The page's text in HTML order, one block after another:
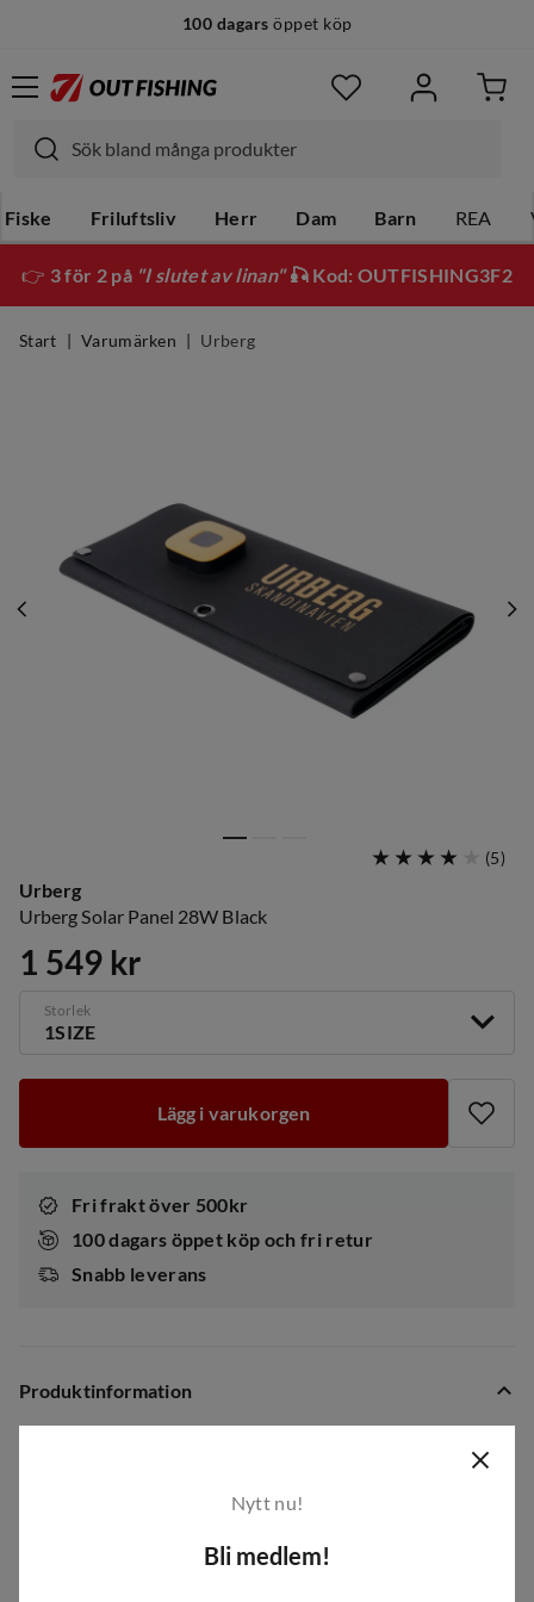
100 dagars öppet köp
Fiske Friluftsliv Herr Dam Barn REA
👉 3 för 2 på "I slutet av linan"🎣 Kod: OUTFISHING3F2
Start Varumärken Urberg
(5)
Urberg
Urberg Solar Panel 28W Black
price
1 549 kr
Storlek
1SIZE
Lägg i varukorgen
Fri frakt över 500kr
100 dagars öppet köp och fri retur
Snabb leverans
Produktinformation
från Urberg är en hopfällbar solcellsladdare med fyra
paneler och LED-skärm som visar aktuell strömöverföring.
Nytt nu!
Bli medlem!